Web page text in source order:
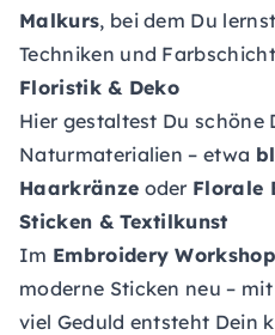
Malkurs, bei dem Du
Techniken und
Floristik & Deko
Hier gestaltest Du schöne
Naturmaterialien – etwa
Haarkränze oder Florale
Sticken & Textilkunst
Im Embroidery Workshop
moderne Sticken neu –
viel Geduld entsteht Dein